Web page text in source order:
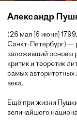
Александр
(26 мая [6 июня]
Санкт-Петербург) —
заложивший основы
критик и теоретик
самых авторитетных
века.
Ещё при жизни
величайшего